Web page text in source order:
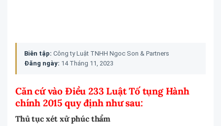
Biên tập: Công ty Luật TNHH Ngoc Son & Partners
Đăng ngày: 14 Tháng 11, 2023
Căn cứ vào Điều 233 Luật Tố tụng Hành
chính 2015 quy định như sau:
Thủ tục xét xử phúc thẩm